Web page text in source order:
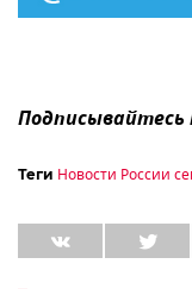
Теги Новости России